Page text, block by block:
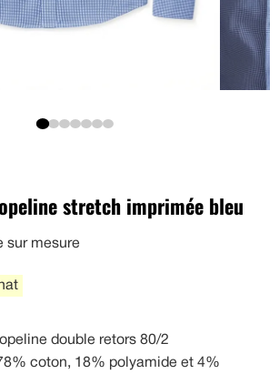
stretch imprimée bleu
sur mesure
double retors 80/2
coton, 18% polyamide et 4%